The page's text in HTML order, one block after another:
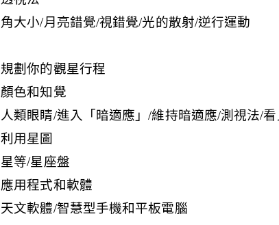
角大小/月亮錯覺/視錯覺/光的散射/逆行運動
規劃你的觀星行程
顏色和知覺
人類眼睛/進入「暗適應」/維持暗適應/測視法/
利用星圖
星等/星座盤
應用程式和軟體
天文軟體/智慧型手機和平板電腦